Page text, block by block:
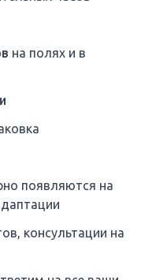
на полях и в
появляются на
консультации на